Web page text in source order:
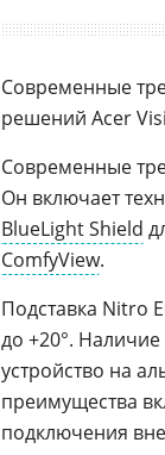
Современные
решений Acer
Современные
Он включает
BlueLight Shield
ComfyView.
Подставка Nitro
до +20°.
устройство на
преимущества
подключения